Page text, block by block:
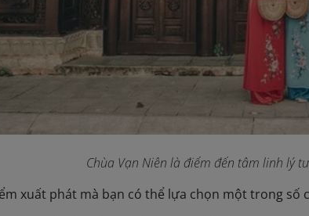
Chùa Vạn Niên là điểm đến tâm linh lý
xuất phát mà bạn có thể lựa chọn một trong số